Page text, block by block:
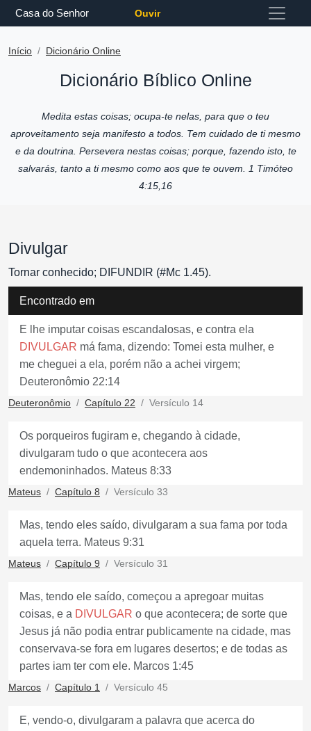
Casa do Senhor Ouvir
Início Dicionário Online
Dicionário Bíblico Online
Medita estas coisas; ocupa-te nelas, para que o teu
aproveitamento seja manifesto a todos. Tem cuidado de ti mesmo
e da doutrina. Persevera nestas coisas; porque, fazendo isto, te
salvarás, tanto a ti mesmo como aos que te ouvem. 1 Timóteo
4:15,16
Divulgar
Tornar conhecido; DIFUNDIR (#Mc 1.45).
Encontrado em
E lhe imputar coisas escandalosas, e contra ela
DIVULGAR má fama, dizendo: Tomei esta mulher, e
me cheguei a ela, porém não a achei virgem;
Deuteronômio 22:14
Deuteronômio Capítulo 22 Versículo 14
Os porqueiros fugiram e, chegando à cidade,
divulgaram tudo o que acontecera aos
endemoninhados. Mateus 8:33
Mateus Capítulo 8 Versículo 33
Mas, tendo eles saído, divulgaram a sua fama por toda
aquela terra. Mateus 9:31
Mateus Capítulo 9 Versículo 31
Mas, tendo ele saído, começou a apregoar muitas
coisas, e a DIVULGAR o que acontecera; de sorte que
Jesus já não podia entrar publicamente na cidade, mas
conservava-se fora em lugares desertos; e de todas as
partes iam ter com ele. Marcos 1:45
Marcos Capítulo 1 Versículo 45
E, vendo-o, divulgaram a palavra que acerca do